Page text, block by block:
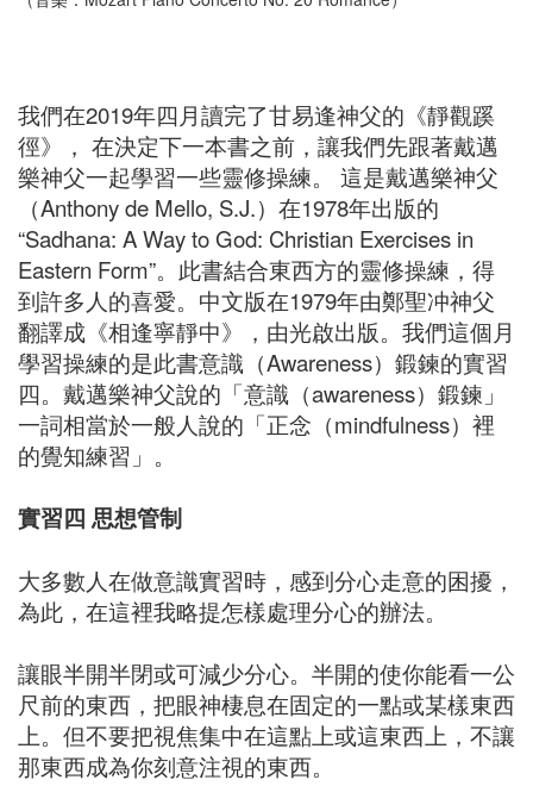
我們在2019年四月讀完了甘易逢神父的《靜觀蹊
徑》， 在決定下一本書之前，讓我們先跟著戴邁
樂神父一起學習一些靈修操練。 這是戴邁樂神父
（Anthony de Mello, S.J.）在1978年出版的
“Sadhana: A Way to God: Christian Exercises in
Eastern Form”。此書結合東西方的靈修操練，得
到許多人的喜愛。中文版在1979年由鄭聖冲神父
翻譯成《相逢寧靜中》，由光啟出版。我們這個月
學習操練的是此書意識（Awareness）鍛鍊的實習
四。戴邁樂神父說的「意識（awareness）鍛鍊」
一詞相當於一般人說的「正念（mindfulness）裡
的覺知練習」。
實習四 思想管制
大多數人在做意識實習時，感到分心走意的困擾，
為此，在這裡我略提怎樣處理分心的辦法。
讓眼半開半閉或可減少分心。半開的使你能看一公
尺前的東西，把眼神棲息在固定的一點或某樣東西
上。但不要把視焦集中在這點上或這東西上，不讓
那東西成為你刻意注視的東西。